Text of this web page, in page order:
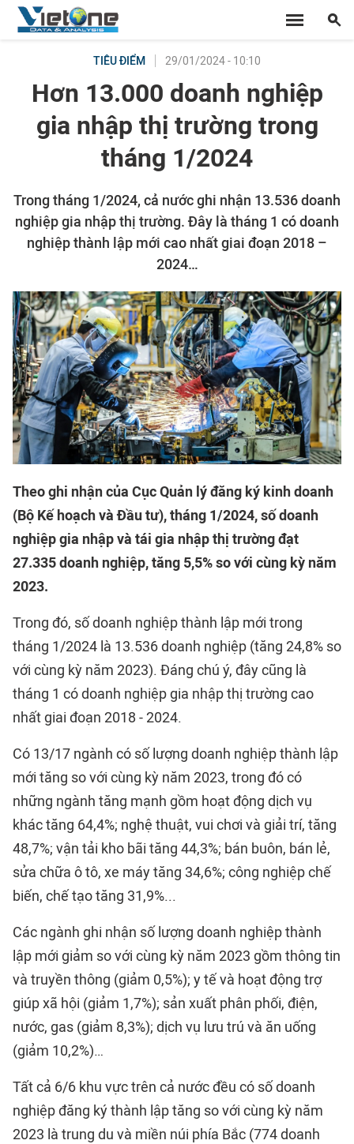
TIÊU ĐIỂM 29/01/2024 - 10:10
Hơn 13.000 doanh nghiệp
gia nhập thị trường trong
tháng 1/2024
Trong tháng 1/2024, cả nước ghi nhận 13.536 doanh
nghiệp gia nhập thị trường. Đây là tháng 1 có doanh
nghiệp thành lập mới cao nhất giai đoạn 2018 –
2024…
Theo ghi nhận của Cục Quản lý đăng ký kinh doanh
(Bộ Kế hoạch và Đầu tư), tháng 1/2024, số doanh
nghiệp gia nhập và tái gia nhập thị trường đạt
27.335 doanh nghiệp, tăng 5,5% so với cùng kỳ năm
2023.
Trong đó, số doanh nghiệp thành lập mới trong
tháng 1/2024 là 13.536 doanh nghiệp (tăng 24,8% so
với cùng kỳ năm 2023). Đáng chú ý, đây cũng là
tháng 1 có doanh nghiệp gia nhập thị trường cao
nhất giai đoạn 2018 - 2024.
Có 13/17 ngành có số lượng doanh nghiệp thành lập
mới tăng so với cùng kỳ năm 2023, trong đó có
những ngành tăng mạnh gồm hoạt động dịch vụ
khác tăng 64,4%; nghệ thuật, vui chơi và giải trí, tăng
48,7%; vận tải kho bãi tăng 44,3%; bán buôn, bán lẻ,
sửa chữa ô tô, xe máy tăng 34,6%; công nghiệp chế
biến, chế tạo tăng 31,9%...
Các ngành ghi nhận số lượng doanh nghiệp thành
lập mới giảm so với cùng kỳ năm 2023 gồm thông tin
và truyền thông (giảm 0,5%); y tế và hoạt động trợ
giúp xã hội (giảm 1,7%); sản xuất phân phối, điện,
nước, gas (giảm 8,3%); dịch vụ lưu trú và ăn uống
(giảm 10,2%)…
Tất cả 6/6 khu vực trên cả nước đều có số doanh
nghiệp đăng ký thành lập tăng so với cùng kỳ năm
2023 là trung du và miền núi phía Bắc (774 doanh